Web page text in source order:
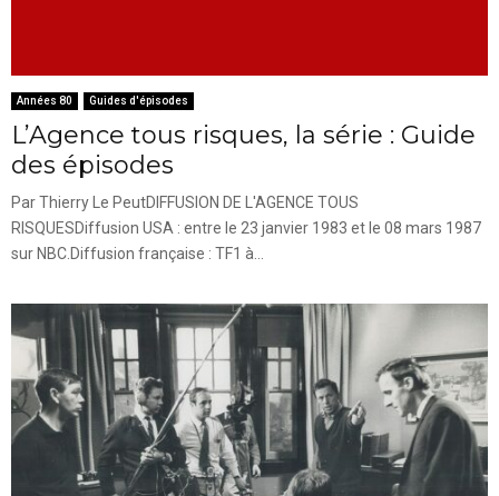
Années 80 Guides d'épisodes
L’Agence tous risques, la série : Guide
des épisodes
Par Thierry Le PeutDIFFUSION DE L'AGENCE TOUS
RISQUESDiffusion USA : entre le 23 janvier 1983 et le 08 mars 1987
sur NBC.Diffusion française : TF1 à...